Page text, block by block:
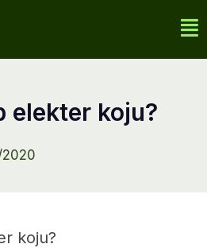
elekter koju?
2020
koju?